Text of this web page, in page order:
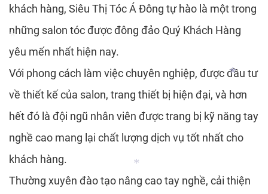
*
*
khách hàng, Siêu Thị Tóc Á Đông tự hào là một trong
những salon tóc được đông đảo Quý Khách Hàng
yêu mến nhất hiện nay.
Với phong cách làm việc chuyên nghiệp, được đầu tư
về thiết kế của salon, trang thiết bị hiện đại, và hơn
hết đó là đội ngũ nhân viên được trang bị kỹ năng tay
nghề cao mang lại chất lượng dịch vụ tốt nhất cho
khách hàng.
Thường xuyên đào tạo nâng cao tay nghề, cải thiện